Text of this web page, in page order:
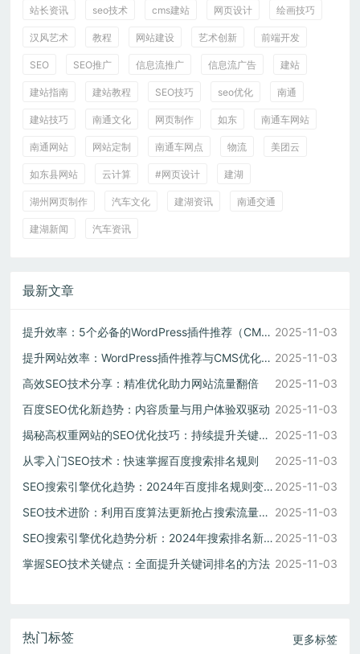
站长资讯 seo技术 cms建站 网页设计 绘画技巧
汉风艺术 教程 网站建设 艺术创新 前端开发
SEO SEO推广 信息流推广 信息流广告 建站
建站指南 建站教程 SEO技巧 seo优化 南通
建站技巧 南通文化 网页制作 如东 南通车网站
南通网站 网站定制 南通车网点 物流 美团云
如东县网站 云计算 #网页设计 建湖
湖州网页制作 汽车文化 建湖资讯 南通交通
建湖新闻 汽车资讯
最新文章
提升效率：5个必备的WordPress插件推荐（CMS建站必备） 2025-11-03
提升网站效率：WordPress插件推荐与CMS优化策略 2025-11-03
高效SEO技术分享：精准优化助力网站流量翻倍
2025-11-03
百度SEO优化新趋势：内容质量与用户体验双驱动 2025-11-03
揭秘高权重网站的SEO优化技巧：持续提升关键词排名 2025-11-03
从零入门SEO技术：快速掌握百度搜索排名规则
2025-11-03
SEO搜索引擎优化趋势：2024年百度排名规则变化应对方案 2025-11-03
SEO技术进阶：利用百度算法更新抢占搜索流量先机 2025-11-03
SEO搜索引擎优化趋势分析：2024年搜索排名新规则解读 2025-11-03
掌握SEO技术关键点：全面提升关键词排名的方法 2025-11-03
热门标签 更多标签